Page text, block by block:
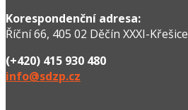
Korespondenční adresa:
Říční 66, 405 02 Děčín XXXI-Křešice
(+420) 415 930 480
info@sdzp.cz